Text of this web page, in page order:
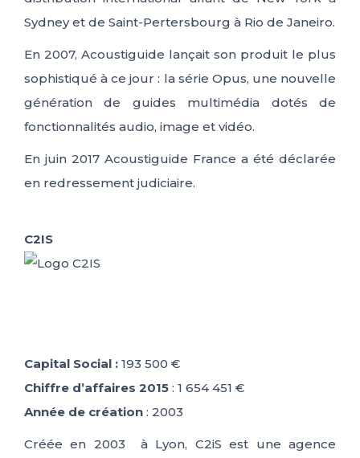
Sydney et de Saint-Pertersbourg à Rio de Janeiro.
En 2007, Acoustiguide lançait son produit le plus
sophistiqué à ce jour : la série Opus, une nouvelle
génération de guides multimédia dotés de
fonctionnalités audio, image et vidéo.
En juin 2017 Acoustiguide France a été déclarée
en redressement judiciaire.
C2IS
Capital Social : 193 500 €
Chiffre d’affaires 2015 : 1 654 451 €
Année de création : 2003
Créée en 2003 à Lyon, C2iS est une agence